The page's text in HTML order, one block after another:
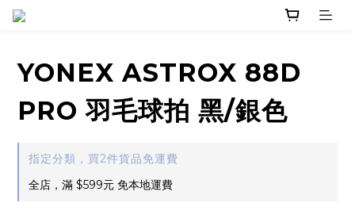
YONEX ASTROX 88D
PRO 羽毛球拍 黑/銀色
指定分類，買2件貨品免運費
全店，滿 $599元 免本地運費